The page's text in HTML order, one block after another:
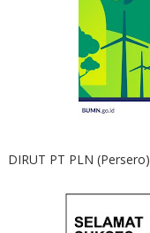
DIRUT PT PLN (Persero)